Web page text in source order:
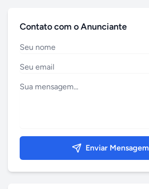
Contato com o Anunciante
Enviar Mensagem